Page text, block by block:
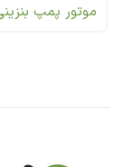
موتور پمپ